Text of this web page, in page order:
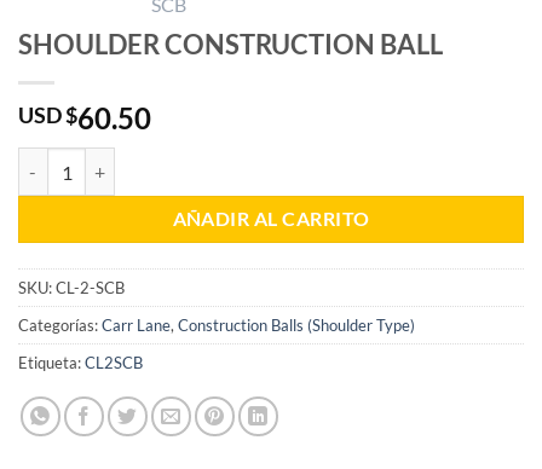
SHOULDER CONSTRUCTION BALL
USD $60.50
AÑADIR AL CARRITO
SKU:CL-2-SCB
Categorías:Carr Lane, Construction Balls (Shoulder Type)
Etiqueta:CL2SCB